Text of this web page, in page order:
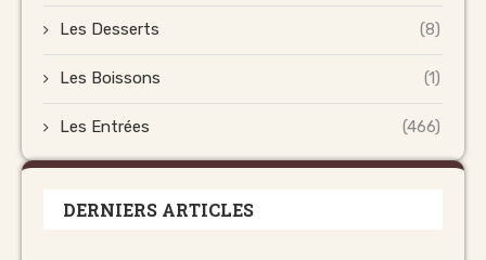
Les Desserts (8)
Les Boissons (1)
Les Entrées (466)
DERNIERS ARTICLES